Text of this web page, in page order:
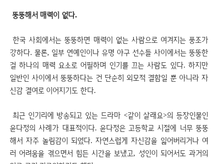
뚱뚱해서 매력이 없다.
한국 사회에서는 뚱뚱하면 매력이 없는 사람으로 여겨지는 풍조가
강하다. 물론, 일부 연예인이나 유명 야구 선수들 사이에서는 뚱뚱한
걸 하나의 매력 요소로 어필하며 인기를 끄는 사람도 있다. 하지만
일반인 사이에서 뚱뚱하다는 건 단순히 외모적 결함일 뿐 아니라 자
신감 결여로 이어지기도 한다.
최근 인기리에 방송되고 있는 드라마 <같이 살래요>의 등장인물인
윤다정의 사례가 대표적이다. 윤다정은 고등학교 시절에 너무 뚱뚱
해서 자주 놀림감이 되었다. 자연스럽게 자신감을 잃어버리거나 여
러 어려움을 겪으면서 힘든 시간을 보냈고, 성인이 되어서도 과거의